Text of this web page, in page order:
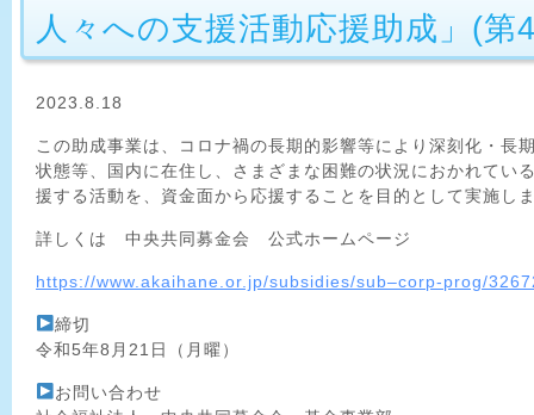
人々への支援活動応援助成」(第
2023.8.18
この助成事業は、コロナ禍の長期的影響等により深刻化・長
状態等、国内に在住し、さまざまな困難の状況におかれてい
援する活動を、資金面から応援することを目的として実施し
詳しくは 中央共同募金会 公式ホームページ
https://www.akaihane.or.jp/subsidies/sub–corp-prog/
締切
令和5年8月21日（月曜）
お問い合わせ